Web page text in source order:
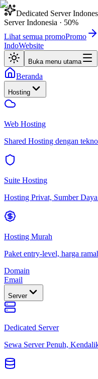
Dedicated Server
Server Indonesia · 50%
Lihat semua promoPromo
IndoWebsite
Buka menu utama
Beranda
Hosting
Web Hosting
Shared Hosting dengan
Suite Hosting
Hosting Privat, Sumber
Hosting Murah
Paket entry-level, harga
Domain
Email
Server
Dedicated Server
Sewa Server Penuh,